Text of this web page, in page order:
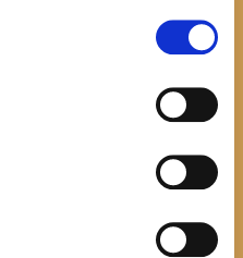
Makarskoj"-poshumno Tihorad Mijo
Općinske knjižnice Hrvatska sloga